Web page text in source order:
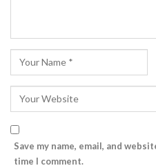
Save my name, email, and
time I comment.